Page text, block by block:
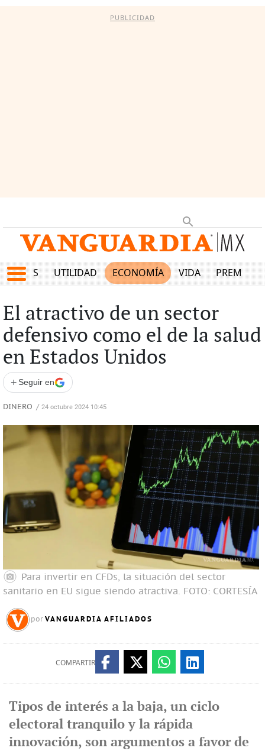
PUBLICIDAD
UTILIDAD ECONOMÍA VIDA PREMIUM
El atractivo de un sector
defensivo como el de la salud
en Estados Unidos
+ Seguir en
DINERO / 24 octubre 2024 10:45
Para invertir en CFDs, la situación del sector
sanitario en EU sigue siendo atractiva. FOTO: CORTESÍA
por VANGUARDIA AFILIADOS
COMPARTIR
Tipos de interés a la baja, un ciclo
electoral tranquilo y la rápida
innovación, son argumentos a favor de